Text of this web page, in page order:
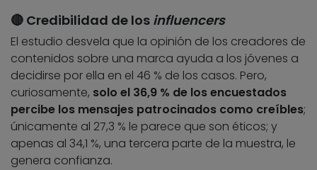
🔴 Credibilidad de los influencers
El estudio desvela que la opinión de los creadores de
contenidos sobre una marca ayuda a los jóvenes a
decidirse por ella en el 46 % de los casos. Pero,
curiosamente, solo el 36,9 % de los encuestados
percibe los mensajes patrocinados como creíbles;
únicamente al 27,3 % le parece que son éticos; y
apenas al 34,1 %, una tercera parte de la muestra, le
genera confianza.